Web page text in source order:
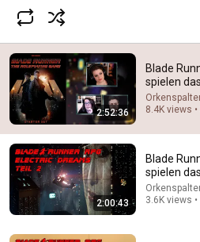
Subscribe
Comments 35
View comments for this video
2:52:36
Blade
spielen
8.4K views
2:00:43
Blade
spielen
3.6K views